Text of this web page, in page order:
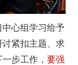
心组学习给予
紧扣主题、求
步工作， 要强